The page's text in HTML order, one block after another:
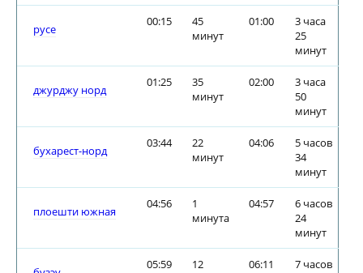
русе
00:15
45
минут
01:00
3 часа
25
минут
джурджу норд
01:25
35
минут
02:00
3 часа
50
минут
бухарест-норд
03:44
22
минут
04:06
5 часов
34
минут
плоешти южная
04:56
1
минута
04:57
6 часов
24
минут
05:59
12
06:11
7 часов